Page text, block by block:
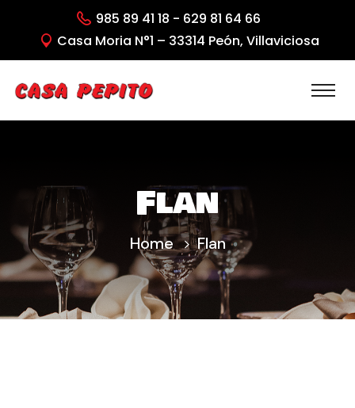
985 89 41 18 - 629 81 64 66
Casa Moria N°1 – 33314 Peón, Villaviciosa
Flan
Home Flan